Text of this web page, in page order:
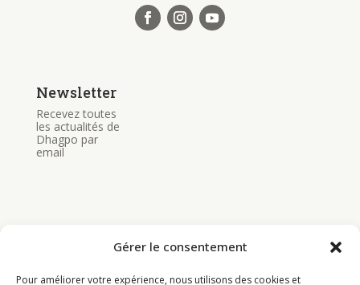
Gérer le consentement
Pour améliorer votre expérience, nous utilisons des cookies et
Newsletter
Recevez toutes
les actualités de
Dhagpo par
email